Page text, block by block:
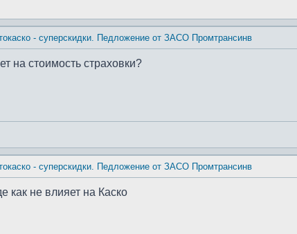
- суперскидки. Педложение от ЗАСО Промтрансинв
на стоимость страховки?
- суперскидки. Педложение от ЗАСО Промтрансинв
как не влияет на Каско